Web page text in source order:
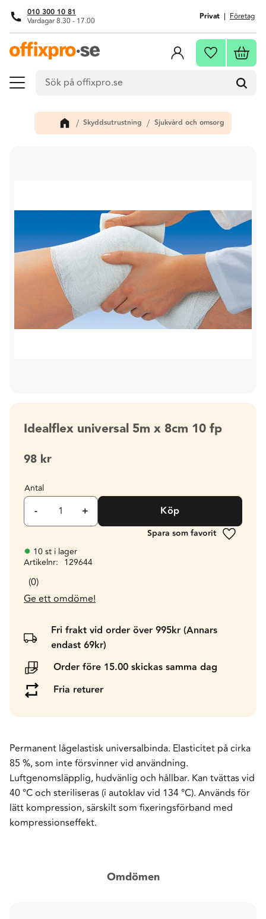
Meny
010 300 10 81
Vardagar 8.30 - 17.00 Privat Företag
Favoriter
Skyddsutrustning Sjukvård och omsorg
Idealflex universal 5m x 8cm 10 fp
98 kr
Antal
+
- Köp
Lägg till
10 st i lager
Artikelnr
129644
0
Ge ett omdöme!
Fri frakt vid order över 995kr (Annars
endast 69kr)
Order före 15.00 skickas samma dag
Fria returer
Permanent lågelastisk universalbinda. Elasticitet på cirka
85 %, som inte försvinner vid användning.
Luftgenomsläpplig, hudvänlig och hållbar. Kan tvättas vid
40 °C och steriliseras (i autoklav vid 134 °C). Används för
lätt kompression, särskilt som fixeringsförband med
kompressionseffekt.
Omdömen